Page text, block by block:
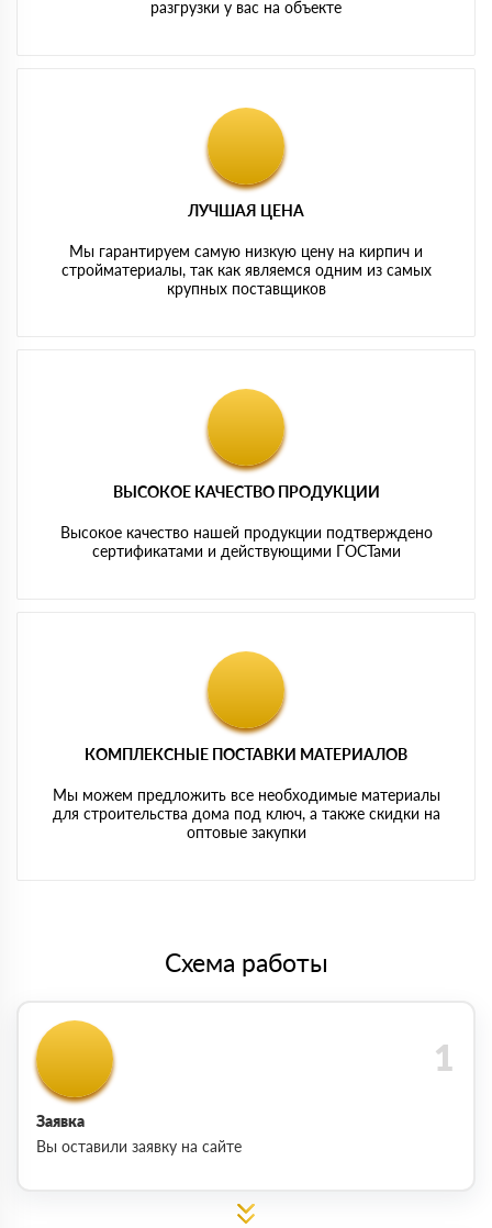
разгрузки у вас на объекте
ЛУЧШАЯ ЦЕНА
Мы гарантируем самую низкую цену на кирпич и
стройматериалы, так как являемся одним из самых
крупных поставщиков
ВЫСОКОЕ КАЧЕСТВО ПРОДУКЦИИ
Высокое качество нашей продукции подтверждено
сертификатами и действующими ГОСТами
КОМПЛЕКСНЫЕ ПОСТАВКИ МАТЕРИАЛОВ
Мы можем предложить все необходимые материалы
для строительства дома под ключ, а также скидки на
оптовые закупки
Схема работы
Заявка
Вы оставили заявку на сайте